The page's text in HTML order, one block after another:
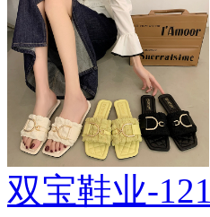
双宝鞋业-121